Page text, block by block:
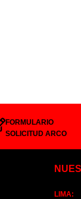
FORMULARIO
SOLICITUD ARCO
LIMA: